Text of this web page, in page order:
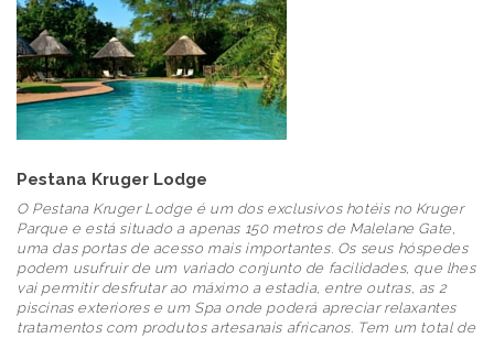
Pestana Kruger Lodge
O Pestana Kruger Lodge é um dos exclusivos hotéis no Kruger
Parque e está situado a apenas 150 metros de Malelane Gate,
uma das portas de acesso mais importantes. Os seus hóspedes
podem usufruir de um variado conjunto de facilidades, que lhes
vai permitir desfrutar ao máximo a estadia, entre outras, as 2
piscinas exteriores e um Spa onde poderá apreciar relaxantes
tratamentos com produtos artesanais africanos. Tem um total de